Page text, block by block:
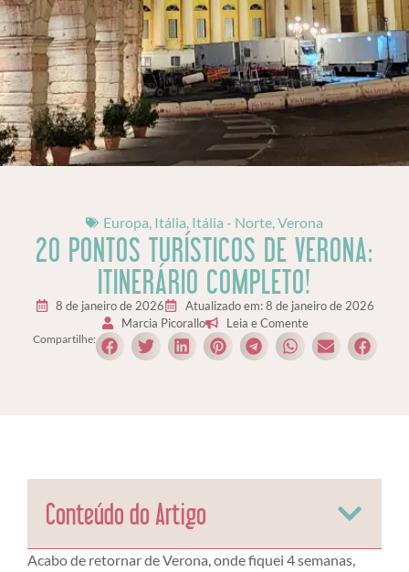
Europa Itália Itália - Norte Verona
20 PONTOS TURÍSTICOS DE VERONA:
ITINERÁRIO COMPLETO!
8 de janeiro de 2026
Atualizado em: 8 de janeiro de 2026
Marcia Picorallo
Leia e Comente
Compartilhe:
Conteúdo do Artigo
Acabo de retornar de Verona, onde fiquei 4 semanas,